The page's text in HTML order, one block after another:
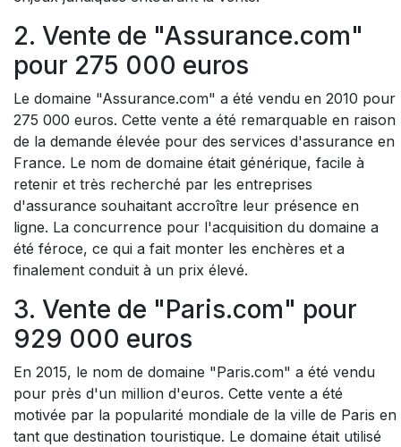
2. Vente de "Assurance.com"
pour 275 000 euros
Le domaine "Assurance.com" a été vendu en 2010 pour
275 000 euros. Cette vente a été remarquable en raison
de la demande élevée pour des services d'assurance en
France. Le nom de domaine était générique, facile à
retenir et très recherché par les entreprises
d'assurance souhaitant accroître leur présence en
ligne. La concurrence pour l'acquisition du domaine a
été féroce, ce qui a fait monter les enchères et a
finalement conduit à un prix élevé.
3. Vente de "Paris.com" pour
929 000 euros
En 2015, le nom de domaine "Paris.com" a été vendu
pour près d'un million d'euros. Cette vente a été
motivée par la popularité mondiale de la ville de Paris en
tant que destination touristique. Le domaine était utilisé